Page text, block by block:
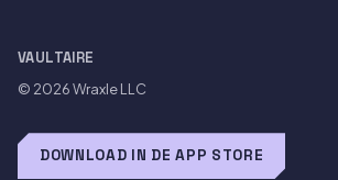
VAULTAIRE
© 2026Wraxle LLC
DOWNLOAD IN DE APP STORE